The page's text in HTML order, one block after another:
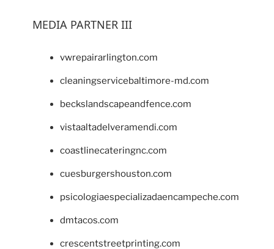
MEDIA PARTNER III
vwrepairarlington.com
cleaningservicebaltimore-md.com
beckslandscapeandfence.com
vistaaltadelveramendi.com
coastlinecateringnc.com
cuesburgershouston.com
psicologiaespecializadaencampeche.com
dmtacos.com
crescentstreetprinting.com